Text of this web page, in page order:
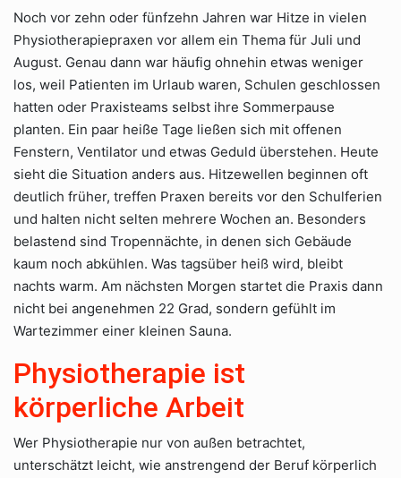
Noch vor zehn oder fünfzehn Jahren war Hitze in vielen
Physiotherapiepraxen vor allem ein Thema für Juli und
August. Genau dann war häufig ohnehin etwas weniger
los, weil Patienten im Urlaub waren, Schulen geschlossen
hatten oder Praxisteams selbst ihre Sommerpause
planten. Ein paar heiße Tage ließen sich mit offenen
Fenstern, Ventilator und etwas Geduld überstehen. Heute
sieht die Situation anders aus. Hitzewellen beginnen oft
deutlich früher, treffen Praxen bereits vor den Schulferien
und halten nicht selten mehrere Wochen an. Besonders
belastend sind Tropennächte, in denen sich Gebäude
kaum noch abkühlen. Was tagsüber heiß wird, bleibt
nachts warm. Am nächsten Morgen startet die Praxis dann
nicht bei angenehmen 22 Grad, sondern gefühlt im
Wartezimmer einer kleinen Sauna.
Physiotherapie ist
körperliche Arbeit
Wer Physiotherapie nur von außen betrachtet,
unterschätzt leicht, wie anstrengend der Beruf körperlich